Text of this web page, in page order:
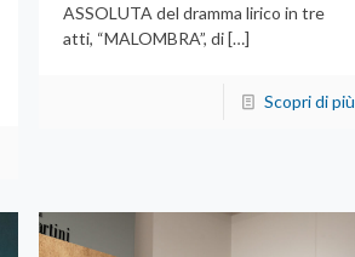
ASSOLUTA del dramma lirico in tre
atti, “MALOMBRA”, di[…]
Scopri di più